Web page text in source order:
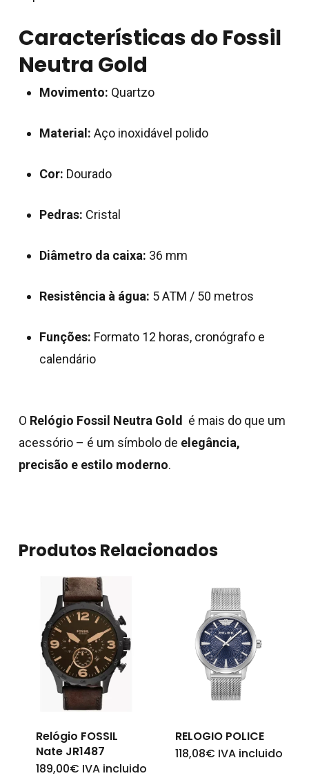
Nenhum produto no
Características do Fossil
Neutra Gold
Movimento: Quartzo
Material: Aço inoxidável polido
Cor: Dourado
Pedras: Cristal
Diâmetro da caixa: 36 mm
Resistência à água: 5 ATM / 50 metros
Funções: Formato 12 horas, cronógrafo e
calendário
O Relógio Fossil Neutra Gold
é mais do que um
acessório – é um símbolo de elegância,
precisão e estilo moderno.
Produtos Relacionados
Relógio FOSSIL
Nate JR1487
189,00€ IVA incluido
RELOGIO POLICE
118,08€ IVA incluido